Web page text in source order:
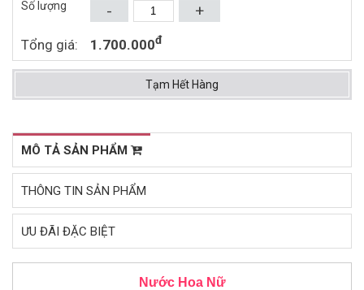
Số lượng +
-
Tổng giá: 1.700.000đ
Tạm Hết Hàng
MÔ TẢ SẢN PHẨM
THÔNG TIN SẢN PHẨM
ƯU ĐÃI ĐẶC BIỆT
Nước Hoa Nữ